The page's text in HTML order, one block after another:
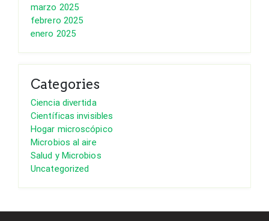
marzo 2025
febrero 2025
enero 2025
Categories
Ciencia divertida
Científicas invisibles
Hogar microscópico
Microbios al aire
Salud y Microbios
Uncategorized